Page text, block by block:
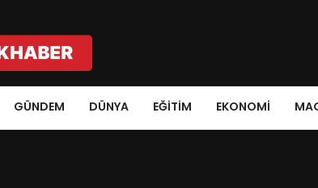
GÜNDEM DÜNYA EĞITIM EKONOMI